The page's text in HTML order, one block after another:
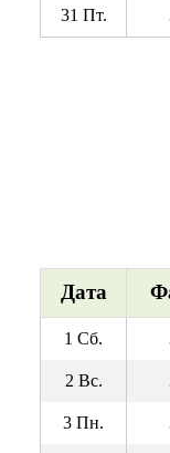
31 Пт.
Дата
1 Сб.
2 Вс.
3 Пн.